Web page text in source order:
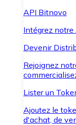
API Bitnovo
Intégrez notre
Devenir
Rejoignez
Lister un
Ajoutez le
d'achat, de